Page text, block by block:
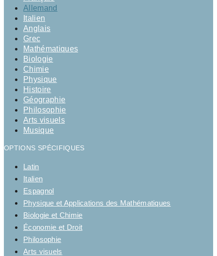
Allemand
Italien
Anglais
Grec
Mathématiques
Biologie
Chimie
Physique
Histoire
Géographie
Philosophie
Arts visuels
Musique
OPTIONS SPÉCIFIQUES
Latin
Italien
Espagnol
Physique et Applications des Mathématiques
Biologie et Chimie
Économie et Droit
Philosophie
Arts visuels